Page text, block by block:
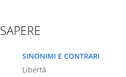
SAPERE
SINONIMI E CONTRARI
Libertà